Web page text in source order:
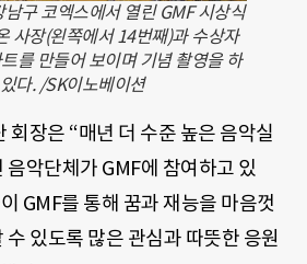
구 코엑스에서 열린 GMF 시상식
사장(왼쪽에서 14번째)과 수상자
를 만들어 보이며 기념 촬영을 하
다. /SK이노베이션
회장은 “매년 더 수준 높은 음악실
악단체가 GMF에 참여하고 있
GMF를 통해 꿈과 재능을 마음껏
있도록 많은 관심과 따뜻한 응원